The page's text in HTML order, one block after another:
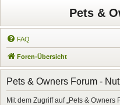
Pets &
FAQ
Foren-Übersicht
Pets & Owners Forum -
Mit dem Zugriff auf „Pets & Owners